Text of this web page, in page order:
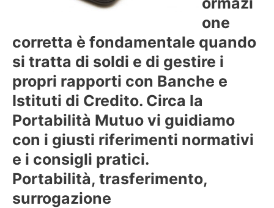
one
corretta è fondamentale quando
si tratta di soldi e di gestire i
propri rapporti con Banche e
Istituti di Credito. Circa la
Portabilità Mutuo vi guidiamo
con i giusti riferimenti normativi
e i consigli pratici.
Portabilità, trasferimento,
surrogazione